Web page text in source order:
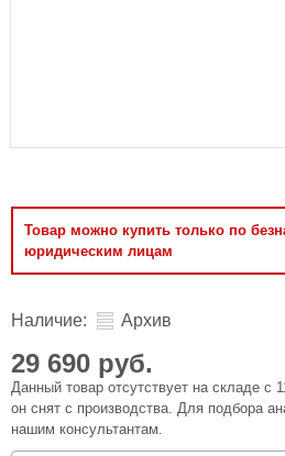
Товар можно купить только по
юридическим лицам
Наличие: Архив
29 690 руб.
Данный товар отсутствует на складе с
он снят с производства. Для подбора
нашим консультантам.